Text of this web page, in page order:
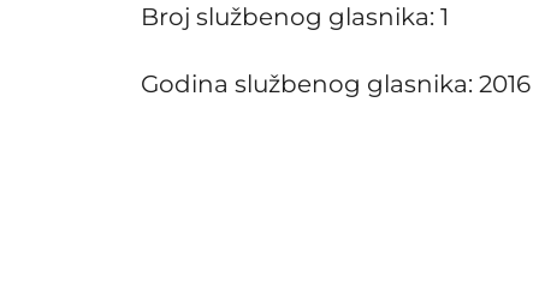
Broj službenog glasnika: 1
Godina službenog glasnika: 2016